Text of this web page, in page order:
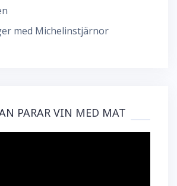
med Michelinstjärnor
PARAR VIN MED MAT